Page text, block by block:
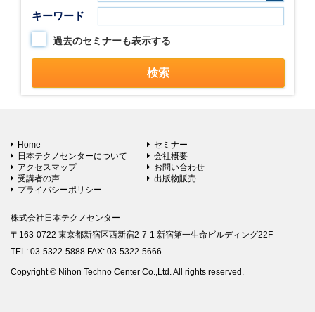
キーワード
過去のセミナーも表示する
Home
セミナー
日本テクノセンターについて
会社概要
アクセスマップ
お問い合わせ
受講者の声
出版物販売
プライバシーポリシー
株式会社日本テクノセンター
〒163-0722 東京都新宿区西新宿2-7-1 新宿第一生命ビルディング22F
TEL: 03-5322-5888 FAX: 03-5322-5666
Copyright © Nihon Techno Center Co.,Ltd. All rights reserved.